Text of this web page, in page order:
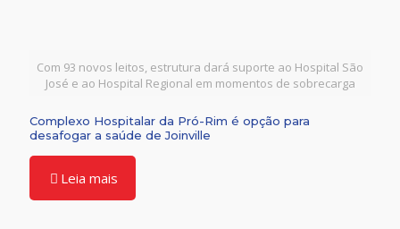
Com 93 novos leitos, estrutura dará suporte ao Hospital São
José e ao Hospital Regional em momentos de sobrecarga
Complexo Hospitalar da Pró-Rim é opção para
desafogar a saúde de Joinville
Leia mais